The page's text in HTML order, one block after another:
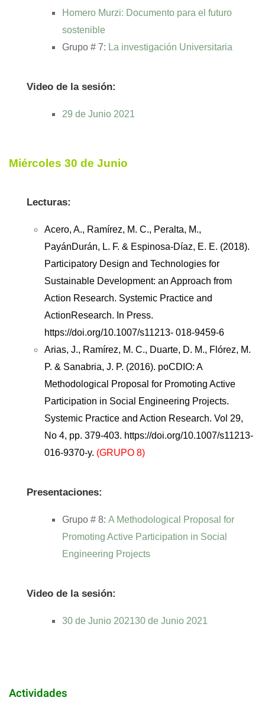
Homero Murzi: Documento para el futuro
sostenible
Grupo # 7: La investigación Universitaria
Video de la sesión:
29 de Junio 2021
Miércoles 30 de Junio
Lecturas:
Acero, A., Ramírez, M. C., Peralta, M.,
PayánDurán, L. F. & Espinosa-Díaz, E. E. (2018).
Participatory Design and Technologies for
Sustainable Development: an Approach from
Action Research. Systemic Practice and
ActionResearch. In Press.
https://doi.org/10.1007/s11213- 018-9459-6
Arias, J., Ramírez, M. C., Duarte, D. M., Flórez, M.
P. & Sanabria, J. P. (2016). poCDIO: A
Methodological Proposal for Promoting Active
Participation in Social Engineering Projects.
Systemic Practice and Action Research. Vol 29,
No 4, pp. 379-403. https://doi.org/10.1007/s11213-
016-9370-y. (GRUPO 8)
Presentaciones:
Grupo # 8: A Methodological Proposal for
Promoting Active Participation in Social
Engineering Projects
Video de la sesión:
30 de Junio 202130 de Junio 2021
Actividades